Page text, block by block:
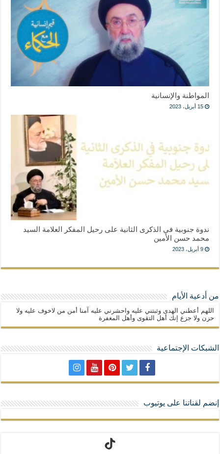
المواطنة والإنسانية
15 أبريل، 2023
ندوة جنوبية في الذكرى الثانية على رحيل المفكر العلامة السيد
محمد حسن الأمين
9 أبريل، 2023
من أدعية الأيام
اللهم أعطني الهدى وثبتني عليه واحشرني عليه آمنا أمن من لاخوف عليه ولا
حزن ولا جزع إنك أهل التقوى وأهل المغفرة
الشبكات الإجتماعية
إنضم لقناتنا على يوتيوب
تيك توك